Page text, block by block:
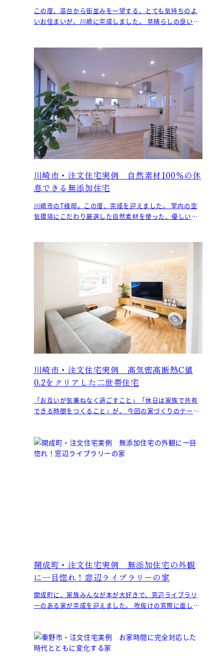
この度、高台から街並みを一望する、とても気持ちのよ
いお住まいが、川崎に完成しました。 見晴らしの良いデ
川崎市・注文住宅実例 自然素材100％の休
息できる無添加住宅
川崎市のT様邸。この度、完成を迎えました。 室内の空
気環境にこだわり厳選した自然素材を使った、優しい雰
川崎市・注文住宅実例 高気密高断熱C値
0.2をクリアした二世帯住宅
「お互いが気兼ねなく過ごすこと」「休日は家族で共有
できる時間をつくること」が、 今回の家づくりのテーマ
開成町・注文住宅実例 無添加住宅の外観
に一目惚れ！窓辺ライブラリーの家
開成町に、家族みんなが本が大好きで、窓辺ライブラリ
ーのある家が完成を迎えました。 吹抜けの窓際に面して